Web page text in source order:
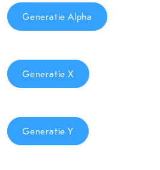
Generatie Alpha
Generatie X
Generatie Y